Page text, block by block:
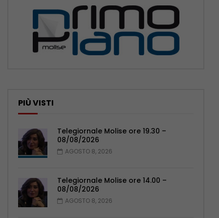
PIÙ VISTI
Telegiornale Molise ore 19.30 –
08/08/2026
AGOSTO 8, 2026
Telegiornale Molise ore 14.00 –
08/08/2026
AGOSTO 8, 2026